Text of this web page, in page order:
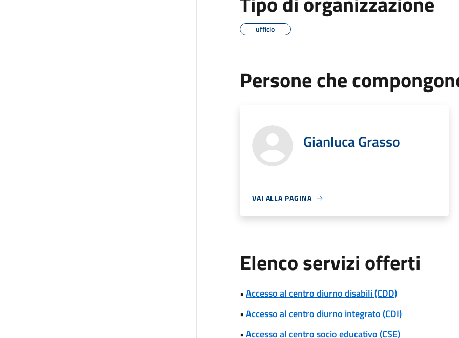
ufficio
Persone che
Gianluca Grasso
VAI ALLA PAGINA
Elenco servizi offerti
•Accesso al centro diurno disabili (CDD)
•Accesso al centro diurno integrato (CDI)
•Accesso al centro socio educativo (CSE)